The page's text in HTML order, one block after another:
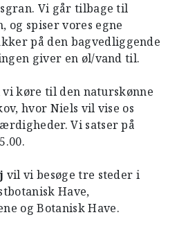
Vi går tilbage til
og spiser vores egne
på den bagvedliggende
giver en øl/vand til.
køre til den naturskønne
hvor Niels vil vise os
Vi satser på
vil vi besøge tre steder i
Have,
og Botanisk Have.